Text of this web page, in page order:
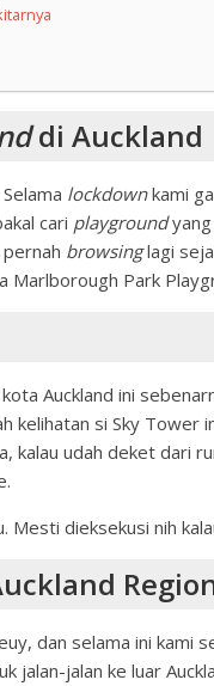
di Auckland
lockdownkami
cari playgroundyang
browsinglagi
Marlborough Park
Auckland ini
kelihatan si Sky Tower
kalau udah deket dari
Mesti dieksekusi nih
dan selama ini kami
jalan-jalan ke luar